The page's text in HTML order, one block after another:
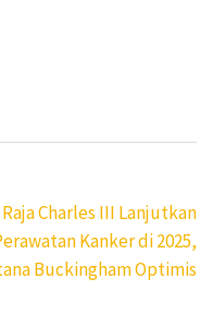
Raja Charles III Lanjutkan
Kanker di 2025,
Buckingham Optimis